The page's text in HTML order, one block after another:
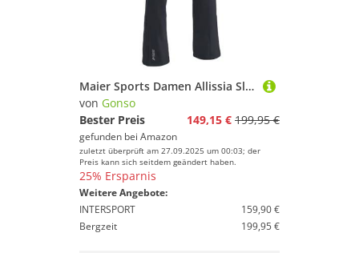
Maier Sports Damen Allissia Slim Skihose, Schwarz, 38 EU
von Gonso
Bester Preis
149,15 € 199,95 €
gefunden bei Amazon
zuletzt überprüft am 27.09.2025 um 00:03; der
Preis kann sich seitdem geändert haben.
25% Ersparnis
Weitere Angebote:
INTERSPORT
159,90 €
Bergzeit
199,95 €